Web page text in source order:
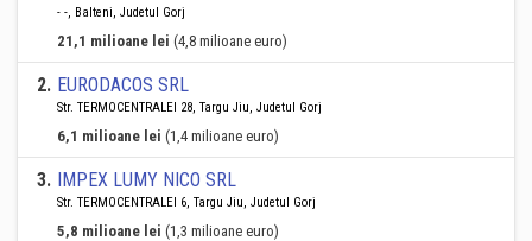
- -, Balteni, Judetul Gorj
21,1 milioane lei (4,8 milioane euro)
2. EURODACOS SRL
Str. TERMOCENTRALEI 28, Targu Jiu, Judetul Gorj
6,1 milioane lei (1,4 milioane euro)
3. IMPEX LUMY NICO SRL
Str. TERMOCENTRALEI 6, Targu Jiu, Judetul Gorj
5,8 milioane lei (1,3 milioane euro)